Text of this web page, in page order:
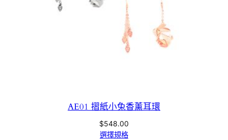
AE01 摺紙小兔香薰耳環
$548.00
選擇規格